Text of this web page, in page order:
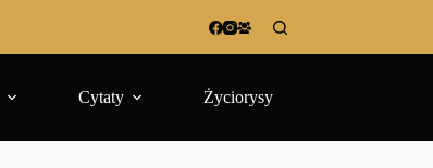
Cytaty Życiorysy